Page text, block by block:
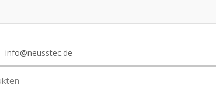
info@neusstec.de